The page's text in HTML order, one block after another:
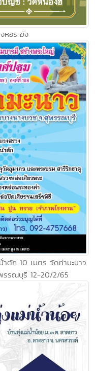
อระฆัง
ตัก 10 เมตร วัดท่ามะนาว
รรณบุรี 12-20/2/65